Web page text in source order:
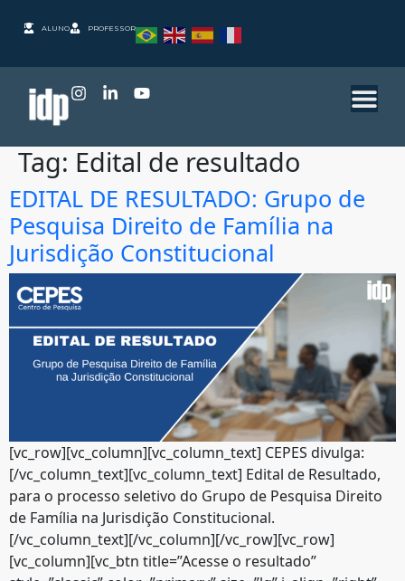
ALUNO PROFESSOR
Tag: Edital de resultado
EDITAL DE RESULTADO: Grupo de
Pesquisa Direito de Família na
Jurisdição Constitucional
[vc_row][vc_column][vc_column_text] CEPES divulga:
[/vc_column_text][vc_column_text] Edital de Resultado,
para o processo seletivo do Grupo de Pesquisa Direito
de Família na Jurisdição Constitucional.
[/vc_column_text][/vc_column][/vc_row][vc_row]
[vc_column][vc_btn title=”Acesse o resultado”